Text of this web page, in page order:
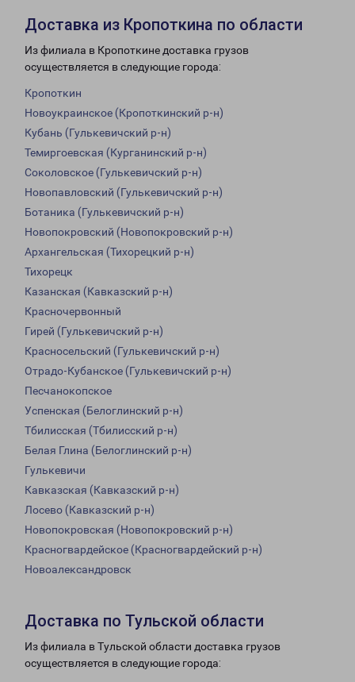
Доставка из Кропоткина по области
Из филиала в Кропоткине доставка грузов
осуществляется в следующие города:
Кропоткин
Новоукраинское (Кропоткинский р-н)
Кубань (Гулькевичский р-н)
Темиргоевская (Курганинский р-н)
Соколовское (Гулькевичский р-н)
Новопавловский (Гулькевичский р-н)
Ботаника (Гулькевичский р-н)
Новопокровский (Новопокровский р-н)
Архангельская (Тихорецкий р-н)
Тихорецк
Казанская (Кавказский р-н)
Красночервонный
Гирей (Гулькевичский р-н)
Красносельский (Гулькевичский р-н)
Отрадо-Кубанское (Гулькевичский р-н)
Песчанокопское
Успенская (Белоглинский р-н)
Тбилисская (Тбилисский р-н)
Белая Глина (Белоглинский р-н)
Гулькевичи
Кавказская (Кавказский р-н)
Лосево (Кавказский р-н)
Новопокровская (Новопокровский р-н)
Красногвардейское (Красногвардейский р-н)
Новоалександровск
Доставка по Тульской области
Из филиала в Тульской области доставка грузов
осуществляется в следующие города: